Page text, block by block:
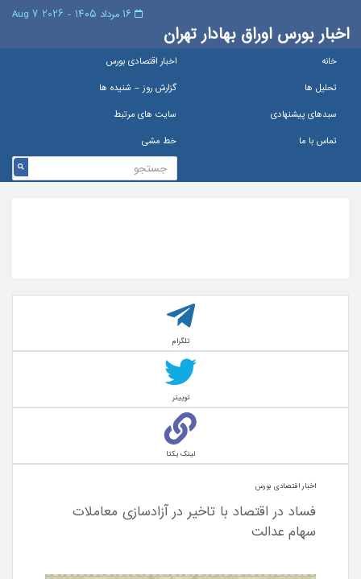
اخبار بورس اوراق بهادار تهران
خانه
اخبار اقتصادی بورس
تحلیل ها
گزارش روز – شنيده ها
سبدهای پیشنهادی
سایت های مرتبط
تماس با ما
خط مشی
تلگرام
توییتر
لینک یکتا
اخبار اقتصادی بورس
فساد در اقتصاد با تاخیر در آزادسازی معاملات
سهام عدالت